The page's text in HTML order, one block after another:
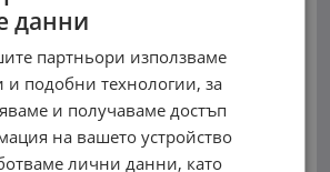
рудник - зона Г
Стоянов 61 / срещу
Газпром/
данни
партньори използваме
и подобни технологии, за
и получаваме достъп
на вашето устройство
лични данни, като